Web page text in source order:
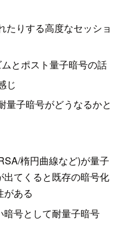
たりする高度なセッショ
とポスト量子暗号の話
じ
量子暗号がどうなるかと
楕円曲線など)が量子
出てくると既存の暗号化
がある
号として耐量子暗号